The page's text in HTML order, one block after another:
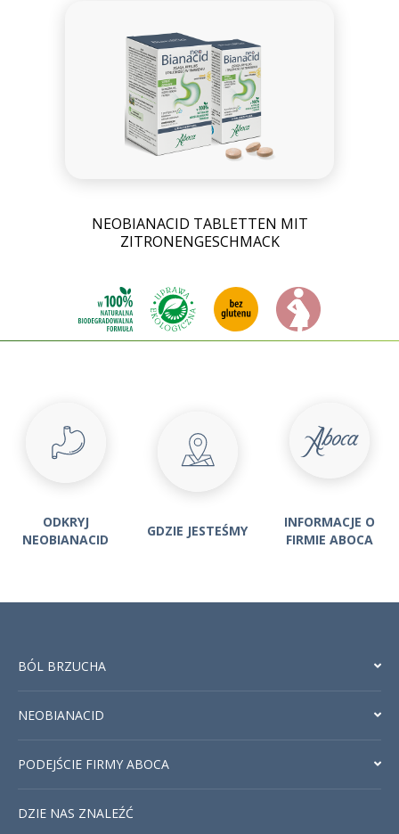
NEOBIANACID TABLETTEN MIT
ZITRONENGESCHMACK
ODKRYJ
NEOBIANACID
GDZIE JESTEŚMY
INFORMACJE O
FIRMIE ABOCA
BÓL BRZUCHA
NEOBIANACID
PODEJŚCIE FIRMY ABOCA
DZIE NAS ZNALEŹĆ